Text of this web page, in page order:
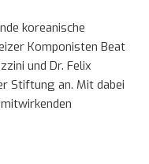
koreanische
Komponisten Beat
und Dr. Felix
Stiftung an. Mit dabei